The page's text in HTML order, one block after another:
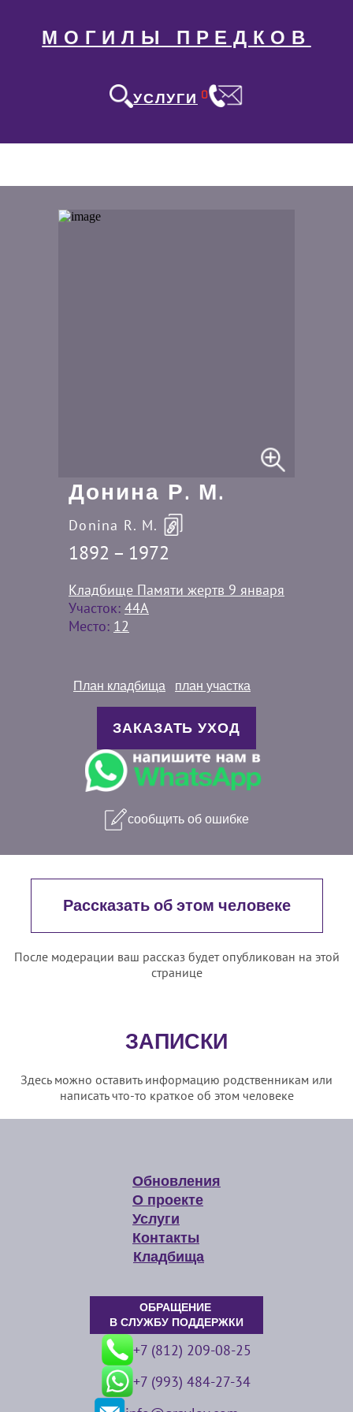
МОГИЛЫ ПРЕДКОВ
УСЛУГИ 0
Донина Р. М.
Donina R. M.
1892 – 1972
Кладбище Памяти жертв 9 января
Участок: 44A
Место: 12
План кладбища план участка
ЗАКАЗАТЬ УХОД
сообщить об ошибке
Рассказать об этом человеке
После модерации ваш рассказ будет опубликован на этой
странице
ЗАПИСКИ
Здесь можно оставить информацию родственникам или
написать что-то краткое об этом человеке
Обновления
О проекте
Услуги
Контакты
Кладбища
ОБРАЩЕНИЕ
В СЛУЖБУ ПОДДЕРЖКИ
+7 (812) 209-08-25
+7 (993) 484-27-34